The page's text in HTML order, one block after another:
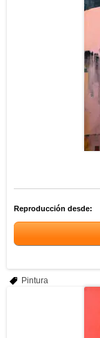
Reproducción desde:
Pintura